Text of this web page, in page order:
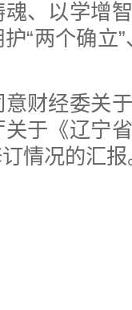
、以学增
“两个确立
财经委关于
于《辽宁
情况的汇报